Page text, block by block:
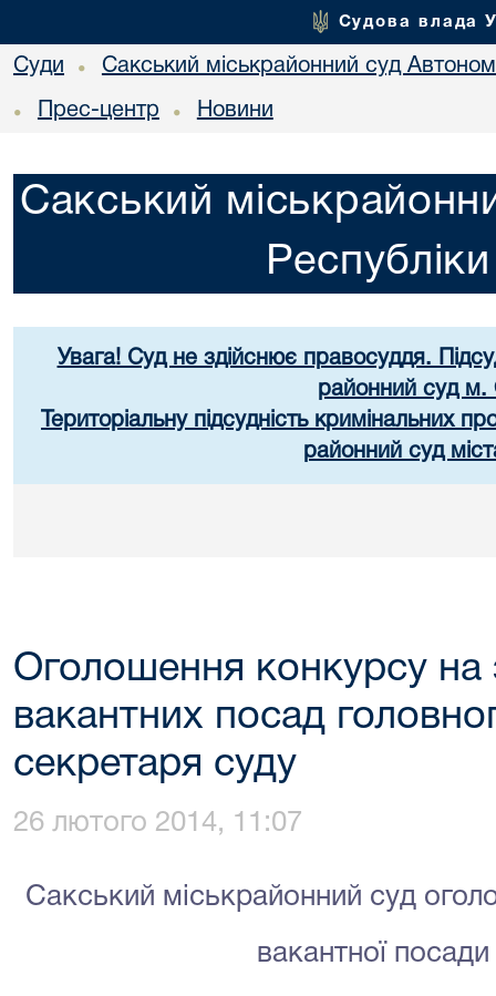
Судова влада
Суди • Сакський міськрайонний суд
• Прес-центр • Новини
Сакський
Увага! Суд не здійснює правосуддя.
районний суд м.
Територіальну підсудність кримінальних
районний суд
Оголошення конкурсу на
вакантних посад
секретаря суду
26 лютого 2014, 11:07
Сакський міськрайонний суд
вакантної